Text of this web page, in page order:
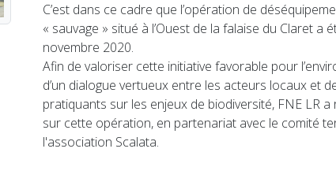
C’est dans ce cadre que l’opération de
« sauvage » situé à l’Ouest de la falaise du Claret a
novembre 2020.
Afin de valoriser cette initiative favorable pour
d’un dialogue vertueux entre les acteurs locaux et
pratiquants sur les enjeux de biodiversité, FNE LR
sur cette opération, en partenariat avec le comité
l'association Scalata.